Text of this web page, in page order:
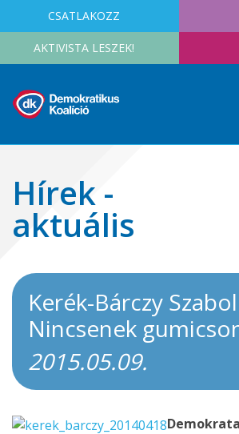
CSATLAKOZZ
AKTIVISTA LESZEK!
Hírek -
aktuális
Kerék-Bárczy
Nincsenek
2015.05.09.